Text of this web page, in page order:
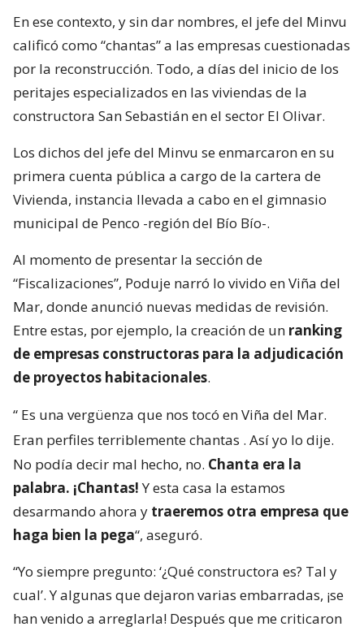
En ese contexto, y sin dar nombres, el jefe del Minvu
calificó como “chantas” a las empresas cuestionadas
por la reconstrucción. Todo, a días del inicio de los
peritajes especializados en las viviendas de la
constructora San Sebastián en el sector El Olivar.
Los dichos del jefe del Minvu se enmarcaron en su
primera cuenta pública a cargo de la cartera de
Vivienda, instancia llevada a cabo en el gimnasio
municipal de Penco -región del Bío Bío-.
Al momento de presentar la sección de
“Fiscalizaciones”, Poduje narró lo vivido en Viña del
Mar, donde anunció nuevas medidas de revisión.
Entre estas, por ejemplo, la creación de un ranking
de empresas constructoras para la adjudicación
de proyectos habitacionales.
“ Es una vergüenza que nos tocó en Viña del Mar.
Eran perfiles terriblemente chantas . Así yo lo dije.
No podía decir mal hecho, no. Chanta era la
palabra. ¡Chantas!Y esta casa la estamos
desarmando ahora y traeremos otra empresa que
haga bien la pega“, aseguró.
“Yo siempre pregunto: ‘¿Qué constructora es? Tal y
cual’. Y algunas que dejaron varias embarradas, ¡se
han venido a arreglarla! Después que me criticaron